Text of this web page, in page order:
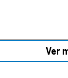
Ver